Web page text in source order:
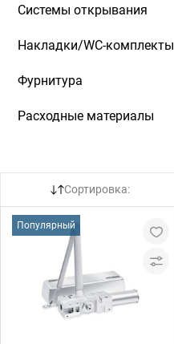
Системы открывания
Накладки/WC-комплекты
Фурнитура
Расходные материалы
Сортировка:
Популярный